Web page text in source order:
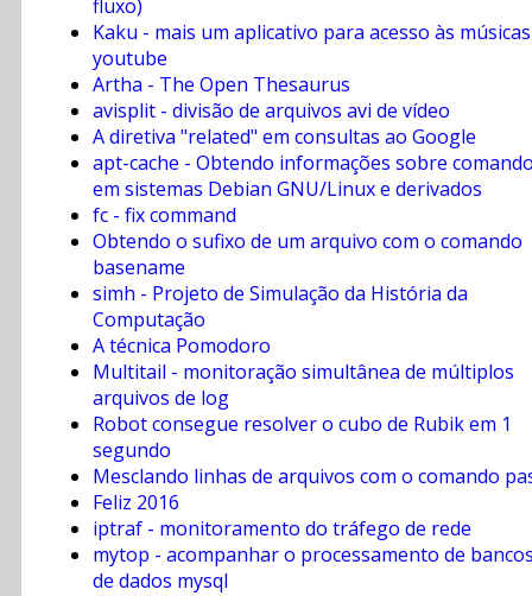
fluxo)
Kaku - mais um aplicativo para acesso às
youtube
Artha - The Open Thesaurus
avisplit - divisão de arquivos avi de vídeo
A diretiva "related" em consultas ao Google
apt-cache - Obtendo informações sobre
em sistemas Debian GNU/Linux e derivados
fc - fix command
Obtendo o sufixo de um arquivo com o comando
basename
simh - Projeto de Simulação da História da
Computação
A técnica Pomodoro
Multitail - monitoração simultânea de múltiplos
arquivos de log
Robot consegue resolver o cubo de Rubik em 1
segundo
Mesclando linhas de arquivos com o comando
Feliz 2016
iptraf - monitoramento do tráfego de rede
mytop - acompanhar o processamento de
de dados mysql